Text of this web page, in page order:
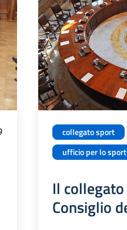
collegato sport
ufficio per lo sport
Il
Consiglio